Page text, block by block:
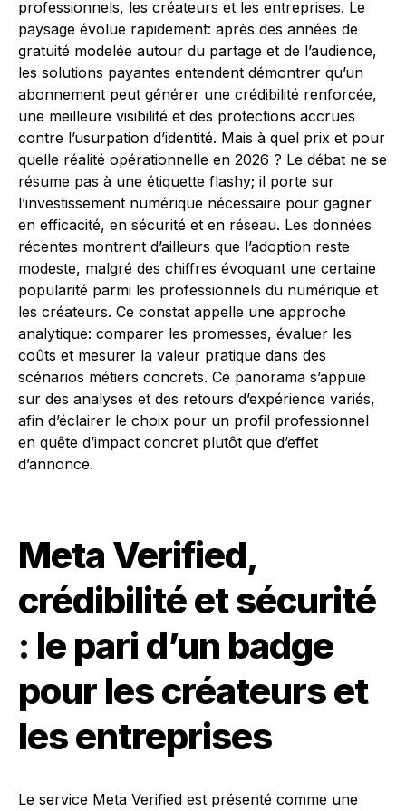
professionnels, les créateurs et les entreprises. Le
paysage évolue rapidement: après des années de
gratuité modelée autour du partage et de l’audience,
les solutions payantes entendent démontrer qu’un
abonnement peut générer une crédibilité renforcée,
une meilleure visibilité et des protections accrues
contre l’usurpation d’identité. Mais à quel prix et pour
quelle réalité opérationnelle en 2026 ? Le débat ne se
résume pas à une étiquette flashy; il porte sur
l’investissement numérique nécessaire pour gagner
en efficacité, en sécurité et en réseau. Les données
récentes montrent d’ailleurs que l’adoption reste
modeste, malgré des chiffres évoquant une certaine
popularité parmi les professionnels du numérique et
les créateurs. Ce constat appelle une approche
analytique: comparer les promesses, évaluer les
coûts et mesurer la valeur pratique dans des
scénarios métiers concrets. Ce panorama s’appuie
sur des analyses et des retours d’expérience variés,
afin d’éclairer le choix pour un profil professionnel
en quête d’impact concret plutôt que d’effet
d’annonce.
Meta Verified,
crédibilité et sécurité
: le pari d’un badge
pour les créateurs et
les entreprises
Le service Meta Verified est présenté comme une